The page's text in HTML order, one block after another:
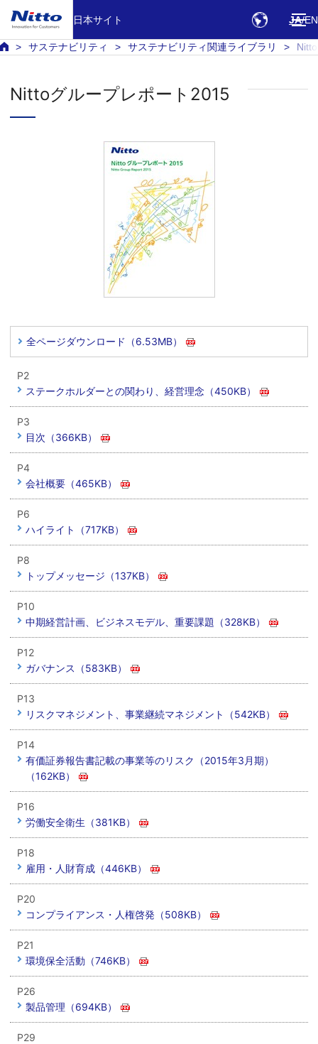
日本サイト JA EN
サステナビリティ サステナビリティ関連ライブラリ
Nittoグループレポート2015
全ページダウンロード（6.53MB）
P2
ステークホルダーとの関わり、経営理念（450KB）
P3
目次（366KB）
P4
会社概要（465KB）
P6
ハイライト（717KB）
P8
トップメッセージ（137KB）
P10
中期経営計画、ビジネスモデル、重要課題（328KB）
P12
ガバナンス（583KB）
P13
リスクマネジメント、事業継続マネジメント（542KB）
P14
有価証券報告書記載の事業等のリスク（2015年3月期）
（162KB）
P16
労働安全衛生（381KB）
P18
雇用・人財育成（446KB）
P20
コンプライアンス・人権啓発（508KB）
P21
環境保全活動（746KB）
P26
製品管理（694KB）
P29